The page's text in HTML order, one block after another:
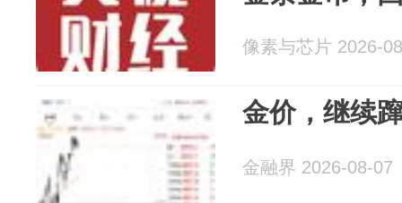
像素与芯片 2026-
金价，继续
金融界 2026-08-07